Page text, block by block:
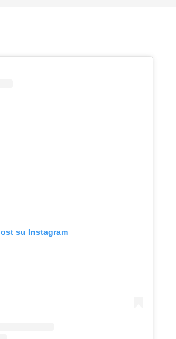
su Instagram